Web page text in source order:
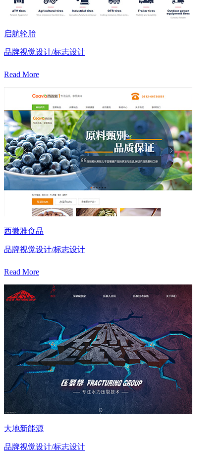
启航轮胎
品牌视觉设计/标志设计
Read More
西微雅食品
品牌视觉设计/标志设计
Read More
大地新能源
品牌视觉设计/标志设计